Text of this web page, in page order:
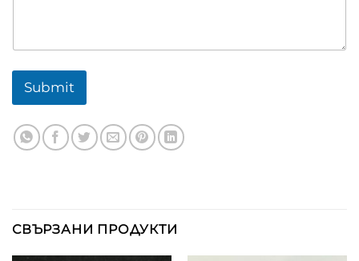
Submit
СВЪРЗАНИ ПРОДУКТИ